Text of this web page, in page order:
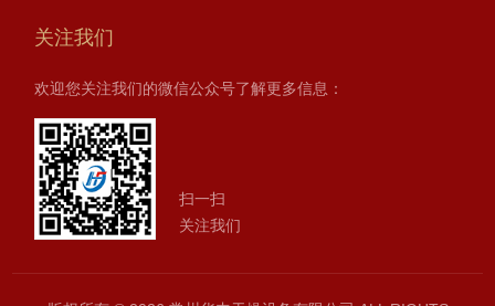
关注我们
欢迎您关注我们的微信公众号了解更多信息：
扫一扫
关注我们